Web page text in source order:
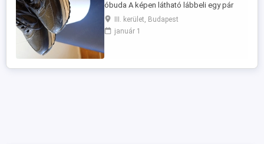
óbuda A képen látható lábbeli egy pár
Claudia Ghizzani márkájú, fekete színű,
női platform sneaker cipő párszor
használt Alacsony szárú, fűzős sportcipő,
A felsőrész kígyóbőr-mintás ...
III. kerület, Budapest
január 1